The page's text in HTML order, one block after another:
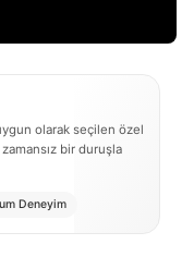
olarak seçilen özel
bir duruşla
Deneyim